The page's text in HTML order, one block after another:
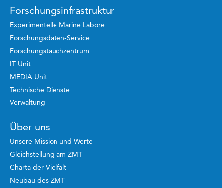
Forschungsinfrastruktur
Experimentelle Marine Labore
Forschungsdaten-Service
Forschungstauchzentrum
IT Unit
MEDIA Unit
Technische Dienste
Verwaltung
Über uns
Unsere Mission und Werte
Gleichstellung am ZMT
Charta der Vielfalt
Neubau des ZMT